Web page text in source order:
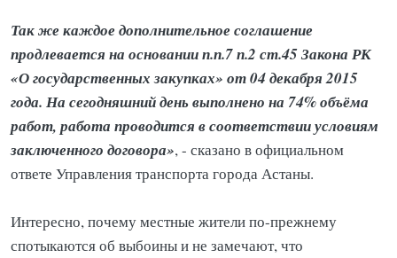
Так же каждое дополнительное соглашение
продлевается на основании п.п.7 п.2 ст.45 Закона РК
«О государственных закупках» от 04 декабря 2015
года. На сегодняшний день выполнено на 74% объёма
работ, работа проводится в соответствии условиям
заключенного договора», - сказано в официальном
ответе Управления транспорта города Астаны.
Интересно, почему местные жители по-прежнему
спотыкаются об выбоины и не замечают, что